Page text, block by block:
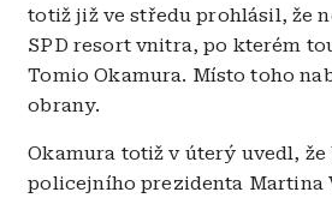
totiž již ve středu prohlásil, že
SPD resort vnitra, po kterém
Tomio Okamura. Místo toho
obrany.
Okamura totiž v úterý uvedl,
policejního prezidenta Martina